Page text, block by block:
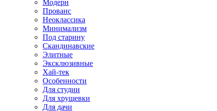
Модерн
Прованс
Неоклассика
Минимализм
Под старину
Скандинавские
Элитные
Эксклюзивные
Хай-тек
Особенности
Для студии
Для хрущевки
Для дачи